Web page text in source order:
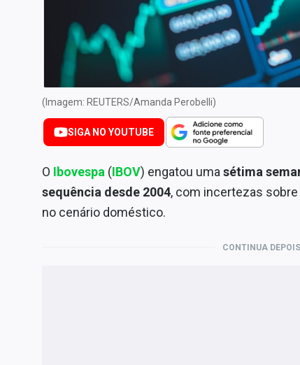
Tecnologia
Conteúdo de Marca
Sobre
Expediente
(Imagem: REUTERS/Amanda Perobelli)
SIGA NO YOUTUBE
O Ibovespa (IBOV) engatou uma sétima
sequência desde 2004, com incertezas
no cenário doméstico.
CONTINUA